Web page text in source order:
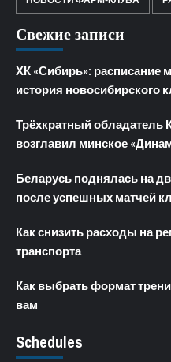
Свежие записи
ХК «Сибирь»: расписание
история новосибирского
Трёхкратный обладатель
возглавил минское
Беларусь поднялась на
после успешных матчей
Как снизить расходы на
транспорта
Как выбрать формат
вам
Schedules